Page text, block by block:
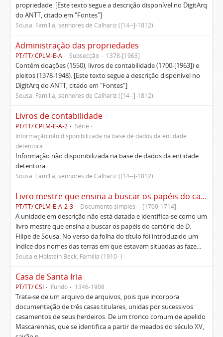
propriedade. [Este texto segue a descrição disponível no DigitArq
do ANTT, citado em "Fontes"]
Sousa. Família, senhores de Calhariz ([14--]-1812)
Administração das propriedades
PT/TT/ CPLM-E-A Subsecção 1378-[1963]
Contém doações (1550), livros de contabilidade (1700-[1963]) e
pleitos (1378-1948). [Este texto segue a descrição disponível no
DigitArq do ANTT, citado em "Fontes"]
Sousa. Família, senhores de Calhariz ([14--]-1812)
Livros de contabilidade
PT/TT/ CPLM-E-A-2
Série
Informação não disponibilizada na base de dados da entidade
detentora.
Informação não disponibilizada na base de dados da entidade
detentora.
Sousa. Família, senhores de Calhariz ([14--]-1812)
Livro mestre que ensina a buscar os papéis do cartório de D. Filipe de Sousa
PT/TT/ CPLM-E-A-2-3 Documento simples [1700-1714]
A unidade em descrição não está datada e identifica-se como um
livro mestre que ensina a buscar os papéis do cartório de D.
Filipe de Sousa. No verso da folha do título foi introduzido um
índice dos nomes das terras em que estavam situadas as faze...
Sousa e Holstein Beck. Família (1910- )
Casa de Santa Iria
PT/TT/ CSI Fundo 1346-1908
Trata-se de um arquivo de arquivos, pois que incorpora
documentação de três casas titulares, unidas por sucessivos
casamentos de seus herdeiros. De um tronco comum de apelido
Mascarenhas, que se identifica a partir de meados do século XV,